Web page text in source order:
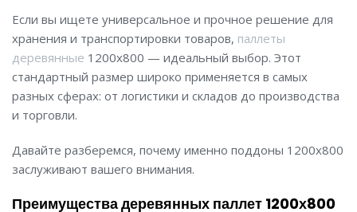
Если вы ищете универсальное и прочное решение для
хранения и транспортировки товаров, паллеты
деревянные 1200х800 — идеальный выбор. Этот
стандартный размер широко применяется в самых
разных сферах: от логистики и складов до производства
и торговли.
Давайте разберемся, почему именно поддоны 1200х800
заслуживают вашего внимания.
Преимущества деревянных паллет 1200х800